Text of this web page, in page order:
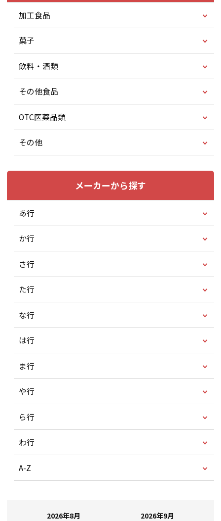
加工食品
菓子
飲料・酒類
その他食品
OTC医薬品類
その他
メーカーから探す
あ行
か行
さ行
た行
な行
は行
ま行
や行
ら行
わ行
A-Z
2026年8月 2026年9月